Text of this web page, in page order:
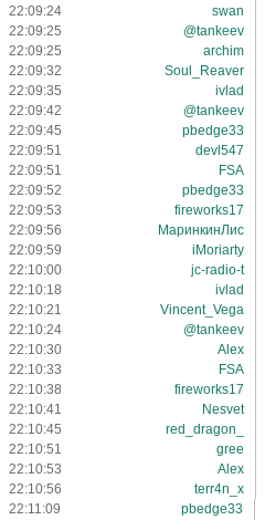
22:09:24
swan
22:09:25
@tankeev
22:09:25
archim
22:09:32
Soul_Reaver
22:09:35
ivlad
22:09:42
@tankeev
22:09:45
pbedge33
22:09:51
devl547
22:09:51
FSA
22:09:52
pbedge33
22:09:53
fireworks17
22:09:56
МаринкинЛис
22:09:59
iMoriarty
22:10:00
jc-radio-t
22:10:18
ivlad
22:10:21
Vincent_Vega
22:10:24
@tankeev
22:10:30
Alex
22:10:33
FSA
22:10:38
fireworks17
22:10:41
Nesvet
22:10:45
red_dragon_
22:10:51
gree
22:10:53
Alex
22:10:56
terr4n_x
22:11:09
pbedge33